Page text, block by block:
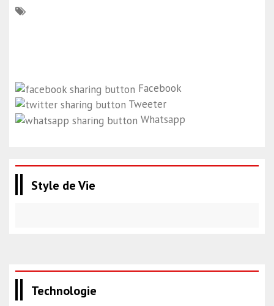
Facebook
Tweeter
Whatsapp
Style de Vie
Technologie